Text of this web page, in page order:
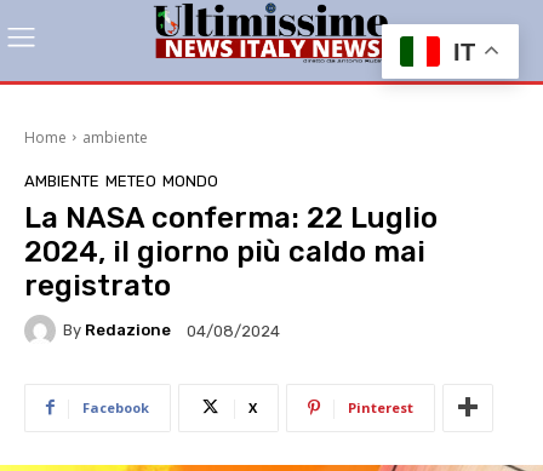
Home ambiente
AMBIENTE METEO MONDO
La NASA conferma: 22 Luglio
2024, il giorno più caldo mai
registrato
By Redazione 04/08/2024
Facebook X Pinterest
IT